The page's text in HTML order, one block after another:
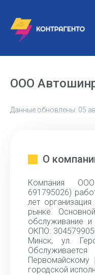
ООО
Данные обновлены: 05
О
Компания
691795026)
лет
рынке.
обслуживание
ОКПО:
Минск, ул.
Первомайскому
городской